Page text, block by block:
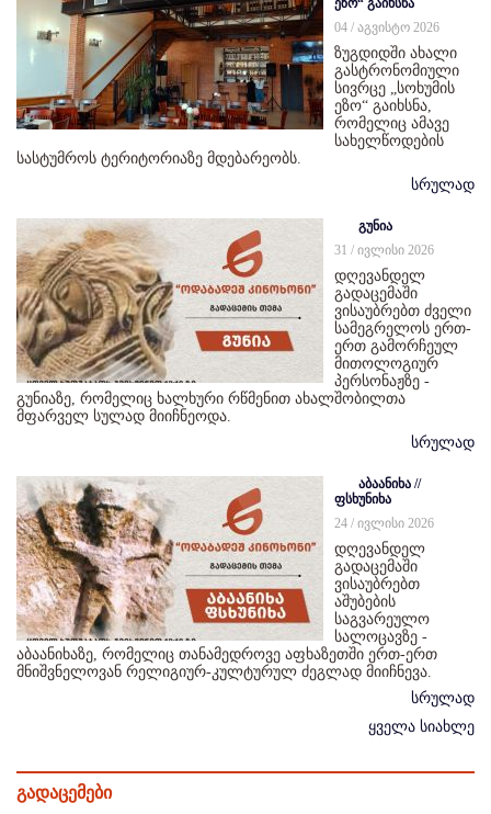
04 / აგვისტო 2026
ზუგდიდში ახალი
გასტრონომიული
სივრცე „სოხუმის
ეზო“ გაიხსნა,
რომელიც ამავე
სახელწოდების
სასტუმროს ტერიტორიაზე მდებარეობს.
სრულად
გუნია
31 / ივლისი 2026
დღევანდელ
გადაცემაში
ვისაუბრებთ ძველი
სამეგრელოს ერთ-
ერთ გამორჩეულ
მითოლოგიურ
პერსონაჟზე -
გუნიაზე, რომელიც ხალხური რწმენით ახალშობილთა
მფარველ სულად მიიჩნეოდა.
სრულად
აბაანიხა //
ფსხუნიხა
24 / ივლისი 2026
დღევანდელ
გადაცემაში
ვისაუბრებთ
აშუბების
საგვარეულო
სალოცავზე -
აბაანიხაზე, რომელიც თანამედროვე აფხაზეთში ერთ-ერთ
მნიშვნელოვან რელიგიურ-კულტურულ ძეგლად მიიჩნევა.
სრულად
ყველა სიახლე
გადაცემები